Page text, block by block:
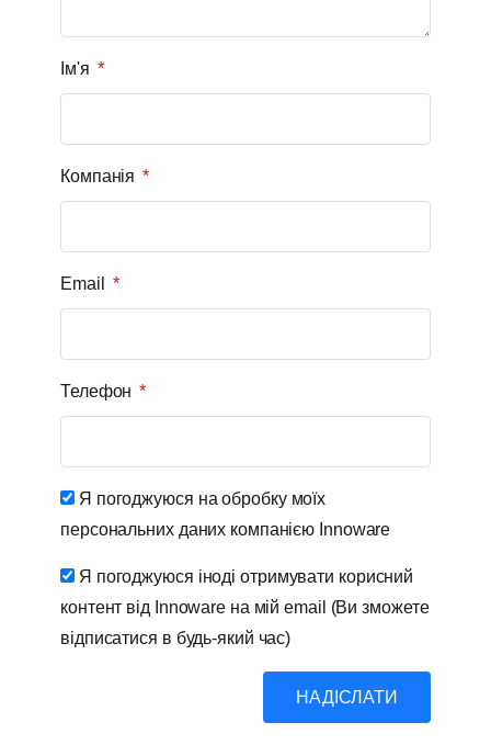
Ім'я
Компанія
Email
Телефон
Я погоджуюся на обробку моїх
персональних даних компанією Innoware
Я погоджуюся іноді отримувати корисний
контент від Innoware на мій email (Ви зможете
відписатися в будь-який час)
НАДІСЛАТИ